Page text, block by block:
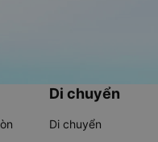
Di chuyển
Di chuyển